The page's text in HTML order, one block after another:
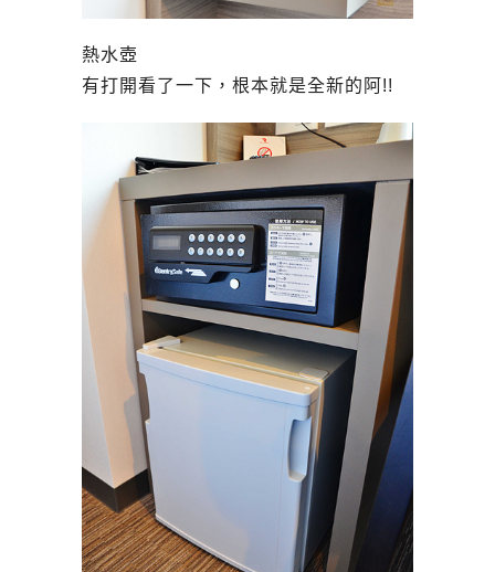
熱水壺
有打開看了一下，根本就是全新的阿!!